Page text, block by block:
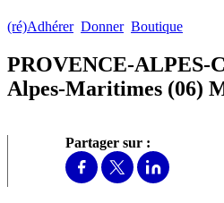
(ré)Adhérer Donner Boutique
PROVENCE-ALPES-
Alpes-Maritimes (06)
Partager sur :